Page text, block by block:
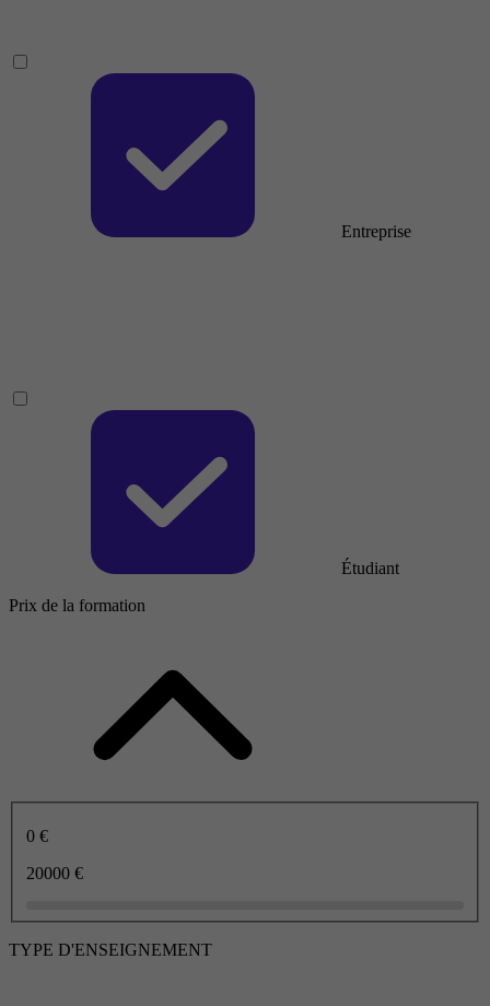
Entreprise
Étudiant
Prix de la formation
0 €
20000 €
TYPE D'ENSEIGNEMENT